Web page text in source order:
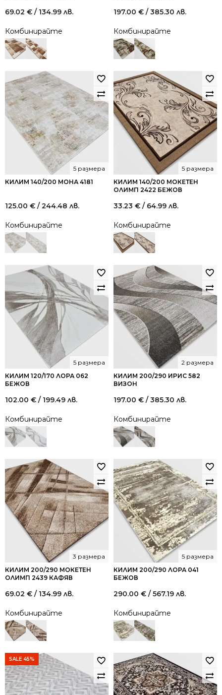
69.02 € / 134.99 лв.
Комбинирайте
197.00 € / 385.30 лв.
Комбинирайте
КИЛИМ 140/200 МОНА 4181
5 размера
125.00 € / 244.48 лв.
Комбинирайте
КИЛИМ 140/200 МОКЕТЕН
ОЛИМП 2422 БЕЖОВ
5 размера
33.23 € / 64.99 лв.
Комбинирайте
КИЛИМ 120/170 ЛОРА 062
БЕЖОВ
5 размера
102.00 € / 199.49 лв.
Комбинирайте
КИЛИМ 200/290 ИРИС 582
ВИЗОН
2 размера
197.00 € / 385.30 лв.
Комбинирайте
КИЛИМ 200/290 МОКЕТЕН
ОЛИМП 2439 КАФЯВ
3 размера
69.02 € / 134.99 лв.
Комбинирайте
КИЛИМ 200/290 ЛОРА 041
БЕЖОВ
5 размера
290.00 € / 567.19 лв.
Комбинирайте
SALE 45%